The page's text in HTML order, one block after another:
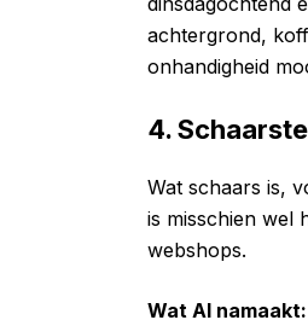
achtergrond,
onhandigheid
4. Schaarste
Wat schaars is,
is misschien wel
webshops.
Wat AI namaakt: